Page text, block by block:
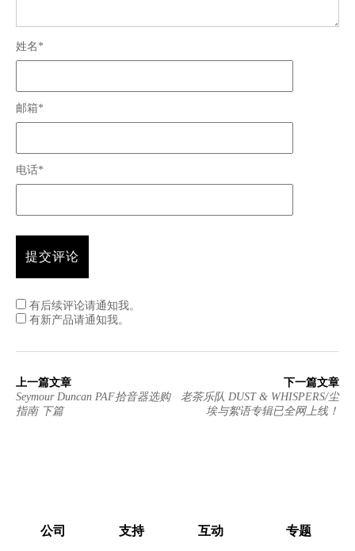
姓名*
邮箱*
电话*
有后续评论请通知我。
有新产品请通知我。
上一篇文章
Seymour Duncan PAF拾音器选购
指南 下篇
下一篇文章
老茶乐队 DUST & WHISPERS/尘
埃与絮语专辑已全网上线！
公司 支持 互动 专题